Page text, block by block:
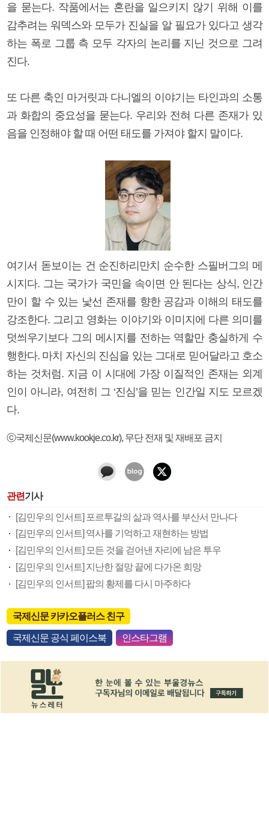
을 묻는다. 작품에서는 혼란을 일으키지 않기 위해 이를
감추려는 워덱스와 모두가 진실을 알 필요가 있다고 생각
하는 폭로 그룹 측 모두 각자의 논리를 지닌 것으로 그려
진다.
또 다른 축인 마거릿과 다니엘의 이야기는 타인과의 소통
과 화합의 중요성을 묻는다. 우리와 전혀 다른 존재가 있
음을 인정해야 할 때 어떤 태도를 가져야 할지 말이다.
여기서 돋보이는 건 순진하리만치 순수한 스필버그의 메
시지다. 그는 국가가 국민을 속이면 안 된다는 상식, 인간
만이 할 수 있는 낯선 존재를 향한 공감과 이해의 태도를
강조한다. 그리고 영화는 이야기와 이미지에 다른 의미를
덧씌우기보다 그의 메시지를 전하는 역할만 충실하게 수
행한다. 마치 자신의 진심을 있는 그대로 믿어달라고 호소
하는 것처럼. 지금 이 시대에 가장 이질적인 존재는 외계
인이 아니라, 여전히 그 ‘진심’을 믿는 인간일 지도 모르겠
다.
ⓒ국제신문(www.kookje.co.kr), 무단 전재 및 재배포 금지
관련기사
[김민우의 인서트] 포르투갈의 삶과 역사를 부산서 만나다
[김민우의 인서트] 역사를 기억하고 재현하는 방법
[김민우의 인서트] 모든 것을 걷어낸 자리에 남은 투우
[김민우의 인서트] 지난한 절망 끝에 다가온 희망
[김민우의 인서트] 팝의 황제를 다시 마주하다
국제신문 카카오플러스 친구
국제신문 공식 페이스북 인스타그램